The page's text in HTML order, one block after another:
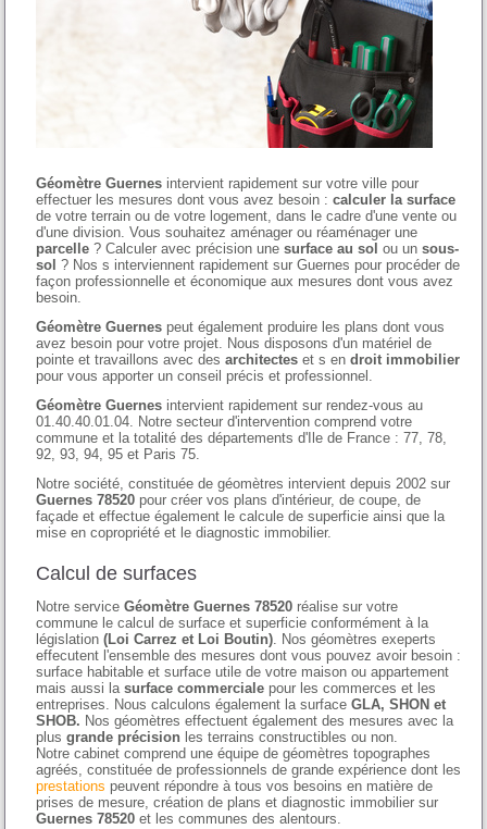
Géomètre Guernes intervient rapidement sur votre ville pour
effectuer les mesures dont vous avez besoin :calculer la surface
de votre terrain ou de votre logement, dans le cadre d'une vente ou
d'une division. Vous souhaitez aménager ou réaménager une
parcelle ? Calculer avec précision unesurface au sol ou unsous-
sol ? Nos s interviennent rapidement sur Guernes pour procéder de
façon professionnelle et économique aux mesures dont vous avez
besoin.
Géomètre Guernes peut également produire les plans dont vous
avez besoin pour votre projet. Nous disposons d'un matériel de
pointe et travaillons avec desarchitectes et s endroit immobilier
pour vous apporter un conseil précis et professionnel.
Géomètre Guernes intervient rapidement sur rendez-vous au
01.40.40.01.04. Notre secteur d'intervention comprend votre
commune et la totalité des départements d'Ile de France : 77, 78,
92, 93, 94, 95 et Paris 75.
Notre société, constituée de géomètres intervient depuis 2002 sur
Guernes 78520 pour créer vos plans d'intérieur, de coupe, de
façade et effectue également le calcule de superficie ainsi que la
mise en copropriété et le diagnostic immobilier.
Calcul de surfaces
Notre serviceGéomètre Guernes 78520 réalise sur votre
commune le calcul de surface et superficie conformément à la
législation(Loi Carrez et Loi Boutin). Nos géomètres exeperts
effecutent l'ensemble des mesures dont vous pouvez avoir besoin :
surface habitable et surface utile de votre maison ou appartement
mais aussi lasurface commerciale pour les commerces et les
entreprises. Nous calculons également la surfaceGLA, SHON et
SHOB. Nos géomètres effectuent également des mesures avec la
plusgrande précision les terrains constructibles ou non.
Notre cabinet comprend une équipe de géomètres topographes
agréés, constituée de professionnels de grande expérience dont les
prestations peuvent répondre à tous vos besoins en matière de
prises de mesure, création de plans et diagnostic immobilier sur
Guernes 78520 et les communes des alentours.